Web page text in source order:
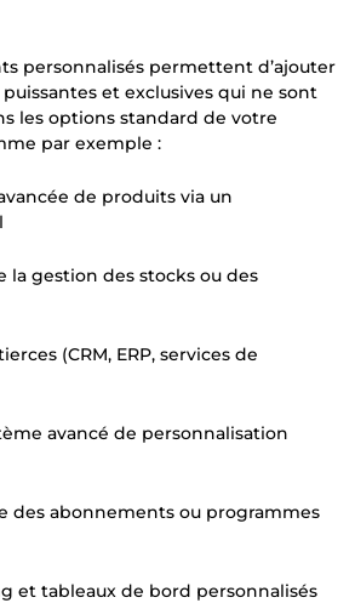
personnalisés permettent d’ajouter
et exclusives qui ne sont
les options standard de votre
par exemple :
de produits via un
la gestion des stocks ou des
(CRM, ERP, services de
avancé de personnalisation
des abonnements ou programmes
et tableaux de bord personnalisés